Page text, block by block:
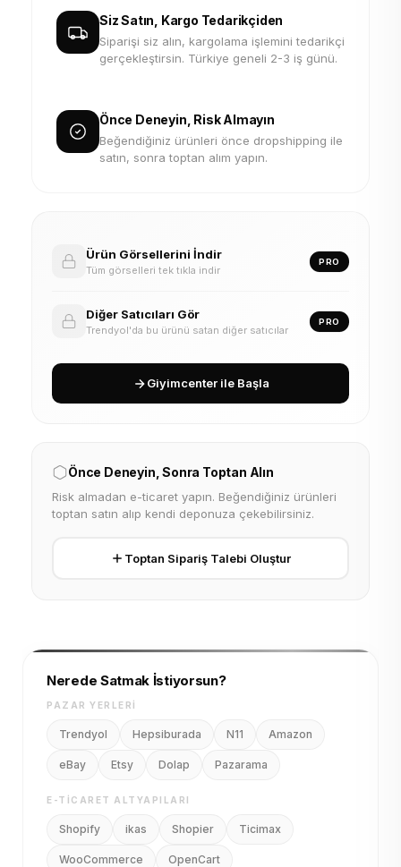
Siz Satın, Kargo Tedarikçiden
Siparişi siz alın, kargolama işlemini tedarikçi
gerçekleştirsin. Türkiye geneli 2-3 iş günü.
Önce Deneyin, Risk Almayın
Beğendiğiniz ürünleri önce dropshipping ile
satın, sonra toptan alım yapın.
Ürün Görsellerini İndir
Tüm görselleri tek tıkla indir
PRO
Diğer Satıcıları Gör
Trendyol'da bu ürünü satan diğer satıcılar
PRO
Giyimcenter ile Başla
Önce Deneyin, Sonra Toptan Alın
Risk almadan e-ticaret yapın. Beğendiğiniz ürünleri
toptan satın alıp kendi deponuza çekebilirsiniz.
Toptan Sipariş Talebi Oluştur
Nerede Satmak İstiyorsun?
PAZAR YERLERI
Trendyol Hepsiburada N11 Amazon
eBay Etsy Dolap Pazarama
E-TICARET ALTYAPILARI
Shopify ikas Shopier Ticimax
WooCommerce OpenCart